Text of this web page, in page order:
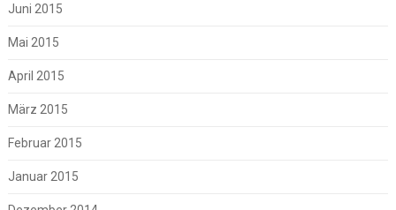
Juni 2015
Mai 2015
April 2015
März 2015
Februar 2015
Januar 2015